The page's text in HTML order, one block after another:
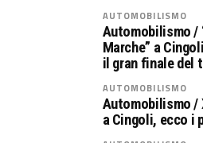
AUTOMOBILISMO
Automobilismo /
Marche” a
il gran finale del
AUTOMOBILISMO
Automobilismo /
a Cingoli, ecco